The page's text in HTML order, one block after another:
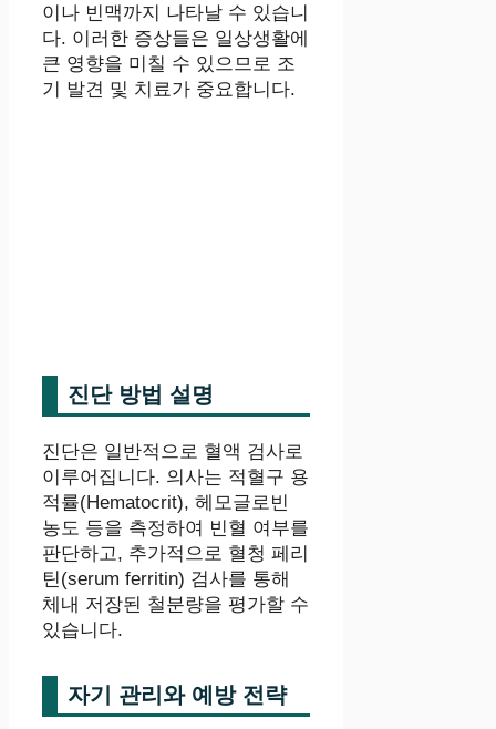
이나 빈맥까지 나타날 수 있습니
다. 이러한 증상들은 일상생활에
큰 영향을 미칠 수 있으므로 조
기 발견 및 치료가 중요합니다.
진단 방법 설명
진단은 일반적으로 혈액 검사로
이루어집니다. 의사는 적혈구 용
적률(Hematocrit), 헤모글로빈
농도 등을 측정하여 빈혈 여부를
판단하고, 추가적으로 혈청 페리
틴(serum ferritin) 검사를 통해
체내 저장된 철분량을 평가할 수
있습니다.
자기 관리와 예방 전략